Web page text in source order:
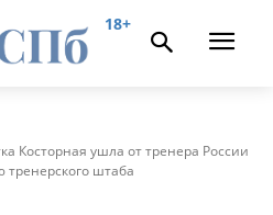
18+
Косторная ушла от тренера России
штаба